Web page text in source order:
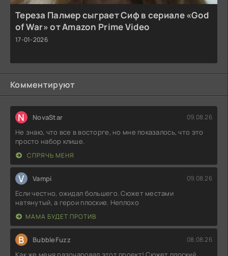
Тереза Палмер сыграет Сиф в сериале «God
of War» от Amazon Prime Video
17-01-2026
Комментируют
N NovaStar 09.08.26
Не знаю, что все в восторге, но мне показалось, что это
просто набор клише.
СПРЯЧЬ МЕНЯ
V Vampi 09.08.26
Если честно, ожидал большего. Сюжет местами
натянутый, а герои плоские. Неплохо
МАМА БУДЕТ ПРОТИВ
B BubbleFuzz 08.08.26